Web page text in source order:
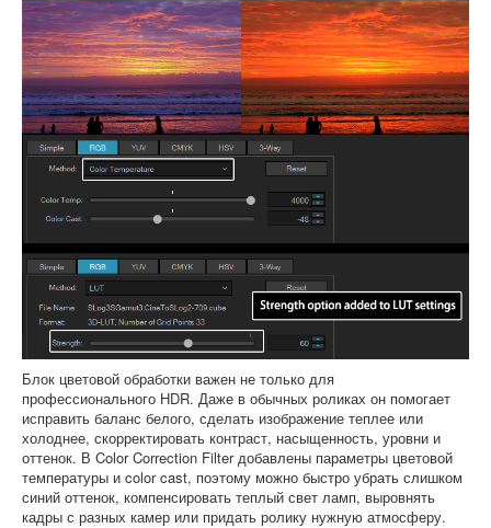
Блок цветовой обработки важен не только для
профессионального HDR. Даже в обычных роликах он помогает
исправить баланс белого, сделать изображение теплее или
холоднее, скорректировать контраст, насыщенность, уровни и
оттенок. В Color Correction Filter добавлены параметры цветовой
температуры и color cast, поэтому можно быстро убрать слишком
синий оттенок, компенсировать теплый свет ламп, выровнять
кадры с разных камер или придать ролику нужную атмосферу.